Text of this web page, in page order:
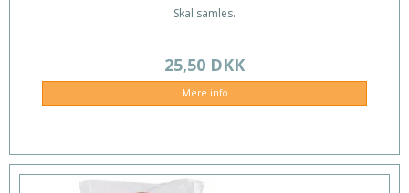
Skal samles.
25,50 DKK
Mere info